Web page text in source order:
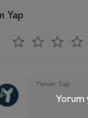
Yap
Yorum